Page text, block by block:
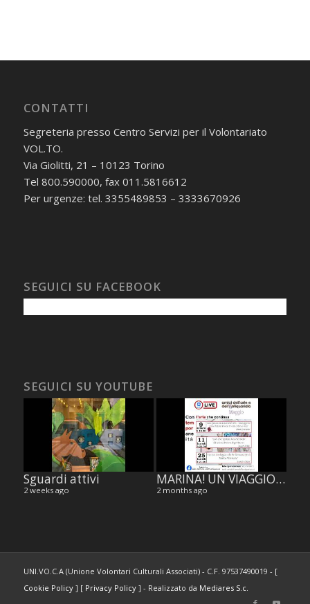
CONTATTI
Segreteria presso Centro Servizi per il Volontariato
VOL.TO.
Via Giolitti, 21 – 10123 Torino
Tel 800.590000, fax 011.5816612
Per urgenze: tel. 3355489853 – 3333670926
SEGUICI SU FACEBOOK
SEGUICI SU YOUTUBE
Sguardi attivi
2 weeks ago
MARINA! UN VIAGGIO NELLA PERFORMANCE ART DI MARINA ABRAMOVIC, di Jennifer Celani.
2 months ago
UNI.VO.C.A (Unione Volontari Culturali Associati) - C.F. 97537490019 - [
Cookie Policy] [ Privacy Policy] - Realizzato da Mediares S.c.